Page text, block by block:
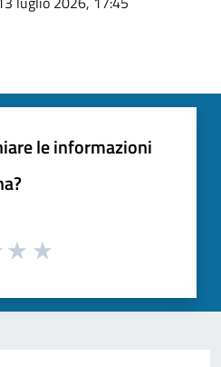
le informazioni